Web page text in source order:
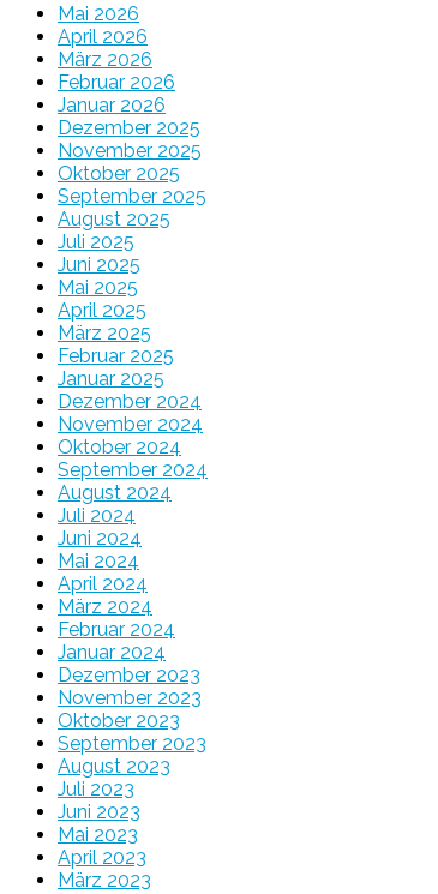
Mai 2026
April 2026
März 2026
Februar 2026
Januar 2026
Dezember 2025
November 2025
Oktober 2025
September 2025
August 2025
Juli 2025
Juni 2025
Mai 2025
April 2025
März 2025
Februar 2025
Januar 2025
Dezember 2024
November 2024
Oktober 2024
September 2024
August 2024
Juli 2024
Juni 2024
Mai 2024
April 2024
März 2024
Februar 2024
Januar 2024
Dezember 2023
November 2023
Oktober 2023
September 2023
August 2023
Juli 2023
Juni 2023
Mai 2023
April 2023
März 2023